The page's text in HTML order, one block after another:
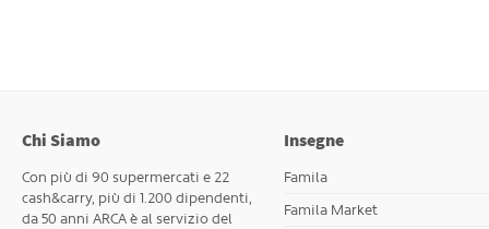
Chi Siamo
Con più di 90 supermercati e 22
cash&carry, più di 1.200 dipendenti,
da 50 anni ARCA è al servizio del
Insegne
Famila
Famila Market